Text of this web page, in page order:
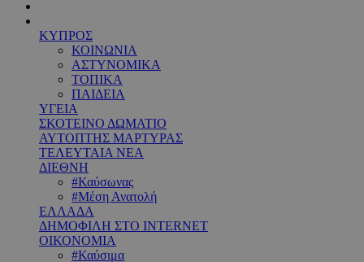
ΚΥΠΡΟΣ
ΚΟΙΝΩΝΙΑ
ΑΣΤΥΝΟΜΙΚΑ
ΤΟΠΙΚΑ
ΠΑΙΔΕΙΑ
ΥΓΕΙΑ
ΣΚΟΤΕΙΝΟ ΔΩΜΑΤΙΟ
ΑΥΤΟΠΤΗΣ ΜΑΡΤΥΡΑΣ
ΤΕΛΕΥΤΑΙΑ ΝΕΑ
ΔΙΕΘΝΗ
#Καύσωνας
#Μέση Ανατολή
ΕΛΛΑΔΑ
ΔΗΜΟΦΙΛΗ ΣΤΟ INTERNET
ΟΙΚΟΝΟΜΙΑ
#Καύσιμα